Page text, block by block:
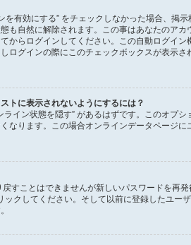
を有効にする” をチェックしなかった場合、掲
も自然に解除されます。この事はあなたのア
からログインしてください。この自動ログイ
ログインの際にこのチェックボックスが表示
トに表示されないようにするには？
ライン状態を隠す” があるはずです。このオプ
なります。この場合オンラインデータページ
すことはできませんが新しいパスワードを再
ックしてください。そして以前に登録したユー